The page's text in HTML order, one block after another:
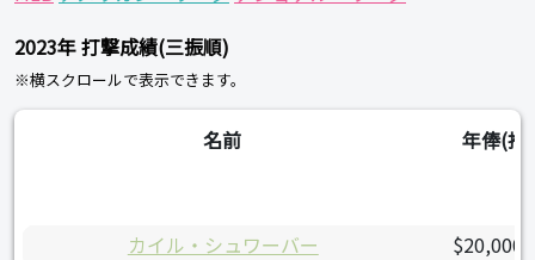
2023年 打撃成績(三振順)
※横スクロールで表示できます。
名前 年俸(推
カイル・シュワーバー